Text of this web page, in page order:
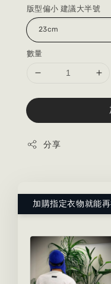
版型偏小 建議大半號
數量
分享